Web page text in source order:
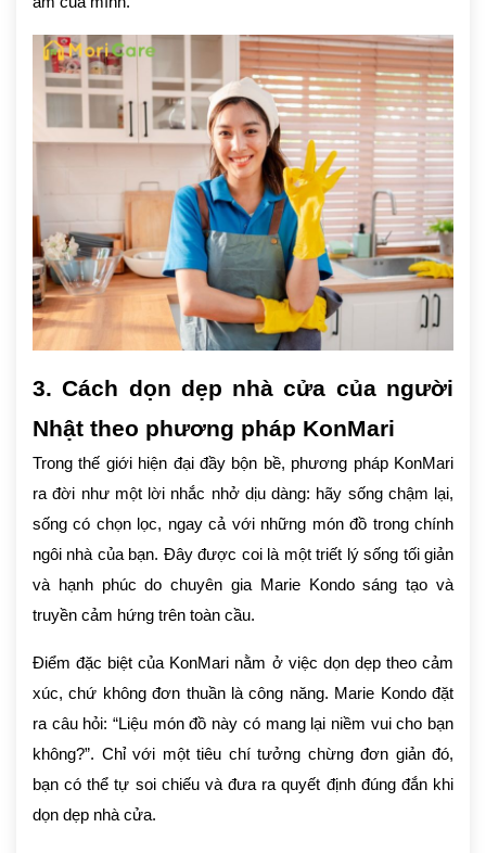
3. Cách dọn dẹp nhà cửa của người
Nhật theo phương pháp KonMari
Trong thế giới hiện đại đầy bộn bề, phương pháp KonMari
ra đời như một lời nhắc nhở dịu dàng: hãy sống chậm lại,
sống có chọn lọc, ngay cả với những món đồ trong chính
ngôi nhà của bạn. Đây được coi là một triết lý sống tối giản
và hạnh phúc do chuyên gia Marie Kondo sáng tạo và
truyền cảm hứng trên toàn cầu.
Điểm đặc biệt của KonMari nằm ở việc dọn dẹp theo cảm
xúc, chứ không đơn thuần là công năng. Marie Kondo đặt
ra câu hỏi: “Liệu món đồ này có mang lại niềm vui cho bạn
không?”. Chỉ với một tiêu chí tưởng chừng đơn giản đó,
bạn có thể tự soi chiếu và đưa ra quyết định đúng đắn khi
dọn dẹp nhà cửa.